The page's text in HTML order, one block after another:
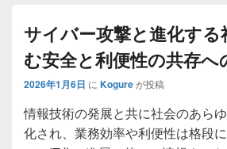
サイバー攻撃と進化する
む安全と利便性の共存へ
2026年1月6日 に Kogureが投稿
情報技術の発展と共に社会のあら
化され、業務効率や利便性は格段に